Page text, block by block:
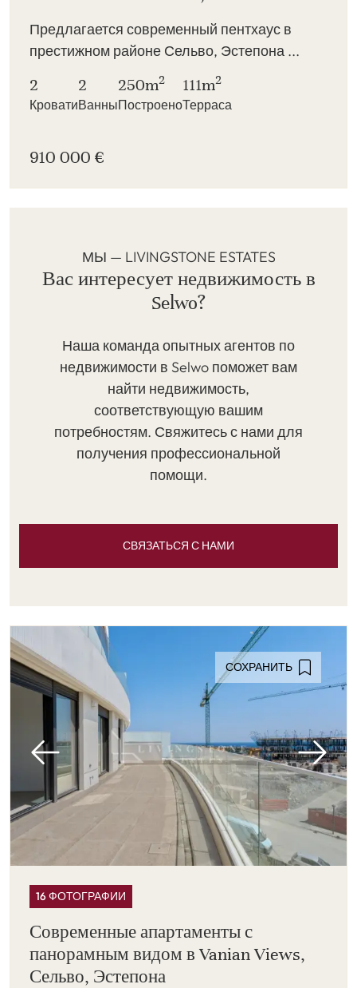
Предлагается современный пентхаус в
престижном районе Сельво, Эстепона ...
2
Кровати
2
Ванны
250m2
Построено
111m2
Терраса
910 000 €
МЫ — LIVINGSTONE ESTATES
Вас интересует недвижимость в
Selwo?
Наша команда опытных агентов по
недвижимости в Selwo поможет вам
найти недвижимость,
соответствующую вашим
потребностям. Свяжитесь с нами для
получения профессиональной
помощи.
СВЯЗАТЬСЯ С НАМИ
СОХРАНИТЬ
16 ФОТОГРАФИИ
Современные апартаменты с
панорамным видом в Vanian Views,
Сельво, Эстепона